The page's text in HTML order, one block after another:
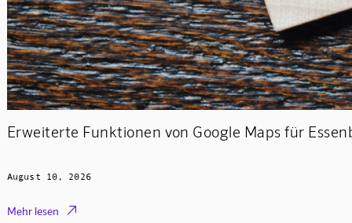
Erweiterte Funktionen von Google Maps für
August 10, 2026
Mehr lesen 